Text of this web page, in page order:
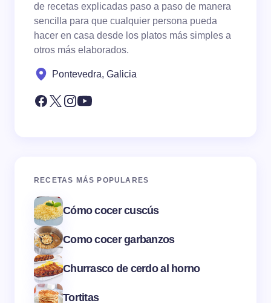
de recetas explicadas paso a paso de manera
sencilla para que cualquier persona pueda
hacer en casa desde los platos más simples a
otros más elaborados.
Pontevedra, Galicia
RECETAS MÁS POPULARES
Cómo cocer cuscús
Como cocer garbanzos
Churrasco de cerdo al horno
Tortitas